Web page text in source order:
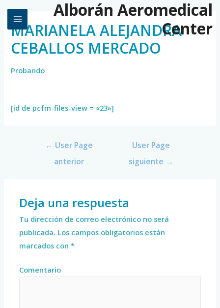
Alborán Aeromedical
Center
MARIANELA ALEJANDRA
CEBALLOS MERCADO
Probando
[id de pcfm-files-view = «23»]
← User Page
anterior
User Page
siguiente →
Deja una respuesta
Tu dirección de correo electrónico no será
publicada. Los campos obligatorios están
marcados con*
Comentario